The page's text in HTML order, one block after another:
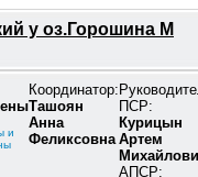
у оз.Горошина М
и
Координатор:
Ташоян
Анна
Феликсовна
ПСР:
Курицын
Артем
АПСР: